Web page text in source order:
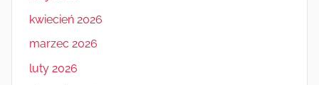
kwiecień 2026
marzec 2026
luty 2026